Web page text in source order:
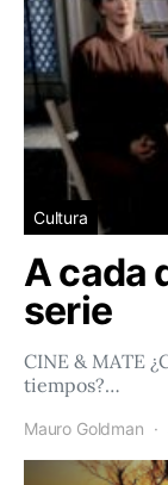
Cultura
A cada
serie
CINE & MATE
tiempos?…
Mauro Goldman